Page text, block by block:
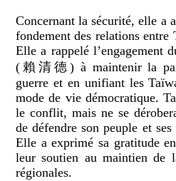
Concernant la sécurité, elle a
fondement des relations entre
Elle a rappelé l’engagement
(賴清德) à maintenir la
guerre et en unifiant les
mode de vie démocratique.
le conflit, mais ne se
de défendre son peuple et
Elle a exprimé sa gratitude
leur soutien au maintien de
régionales.